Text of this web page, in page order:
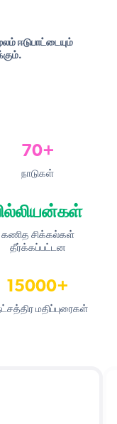
ஈடுபாட்டையும்
70+
நாடுகள்
கணித சிக்கல்கள்
தீர்க்கப்பட்டன
15000+
மதிப்புரைகள்